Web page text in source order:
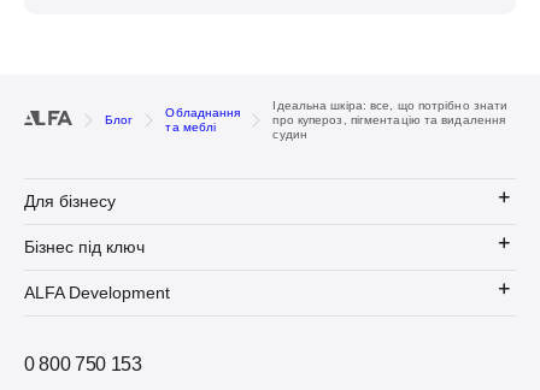
Блог
Обладнання
та меблі
Ідеальна шкіра: все, що потрібно знати
про купероз, пігментацію та видалення
судин
Для бізнесу
Бізнес під ключ
ALFA Development
0 800 750 153